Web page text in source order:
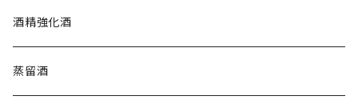
クロード・カザル
ジェローム・ルフェーヴル
ニュージーランド
南アフリカ
シュッド・ウエスト
オーストラリア
ニュージーランド
フランス
ソーテルヌ
酒精強化酒
蒸留酒